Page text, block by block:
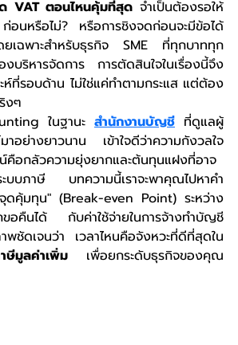
VAT ตอนไหนคุ้มที่สุด จำเป็นต้องรอให้
นหรือไม่? หรือการชิงจดก่อนจะมีข้อได้
ยเฉพาะสำหรับธุรกิจ SME ที่ทุกบาททุก
บริหารจัดการ การตัดสินใจในเรื่องนี้จึง
ห์ที่รอบด้าน ไม่ใช่แค่ทำตามกระแส แต่ต้อง
งๆ
ในฐานะ สำนักงานบัญชี ที่ดูแลผู้
าอย่างยาวนาน เข้าใจดีว่าความกังวลใจ
คือกลัวความยุ่งยากและต้นทุนแฝงที่อาจ
ะบบภาษี บทความนี้เราจะพาคุณไปหาคำ
ดคุ้มทุน" (Break-even Point) ระหว่าง
อคืนได้ กับค่าใช้จ่ายในการจ้างทำบัญชี
ชัดเจนว่า เวลาไหนคือจังหวะที่ดีที่สุดใน
ษีมูลค่าเพิ่ม เพื่อยกระดับธุรกิจของคุณ